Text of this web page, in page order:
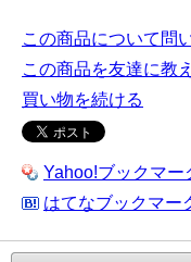
この商品について問
この商品を友達に教
買い物を続ける
Yahoo!ブックマー
はてなブックマー